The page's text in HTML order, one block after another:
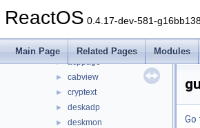
ReactOS 0.4.17-dev-581-
Main Page Related Pages Modules
► ntdll
▼ shellext
► acppage
► cabview
► cryptext
► deskadp
► deskmon